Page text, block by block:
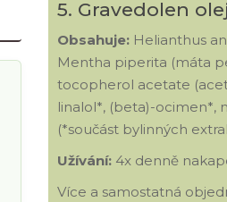
5. Gravedolen
Obsahuje: Helianthus
Mentha piperita (máta
tocopherol acetate
linalol*, (beta)-ocimen*,
(*součást bylinných
Užívání: 4x denně
Více a samostatná